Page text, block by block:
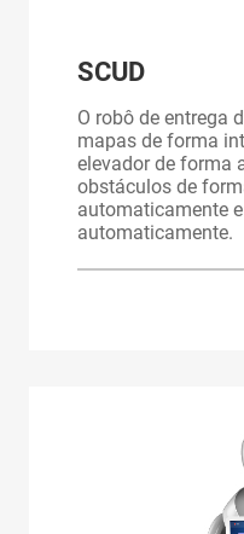
SCUD
O robô de entrega
mapas de forma
elevador de forma
obstáculos de
automaticamente
automaticamente.